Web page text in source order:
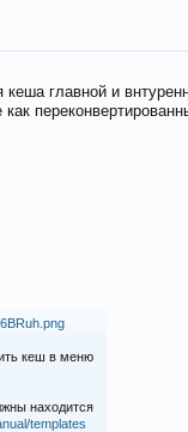
главной и
кеш в меню
находится
templates